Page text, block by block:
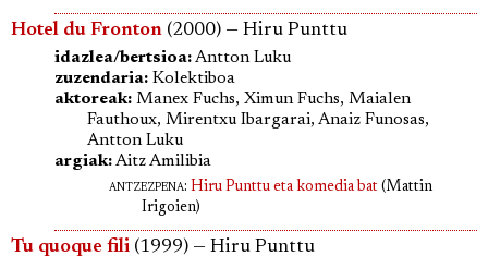
Hotel du Fronton (2000) — Hiru Punttu
idazlea/bertsioa:Antton Luku
zuzendaria: Kolektiboa
aktoreak: Manex Fuchs, Ximun Fuchs, Maialen
Fauthoux, Mirentxu Ibargarai, Anaiz Funosas,
Antton Luku
argiak:Aitz Amilibia
antzezpena: Hiru Punttu eta komedia bat (Mattin
Irigoien)
Tu quoque fili (1999) — Hiru Punttu